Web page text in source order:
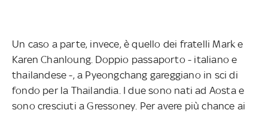
Un caso a parte, invece, è quello dei fratelli Mark e
Karen Chanloung. Doppio passaporto - italiano e
thailandese -, a Pyeongchang gareggiano in sci di
fondo per la Thailandia. I due sono nati ad Aosta e
sono cresciuti a Gressoney. Per avere più chance ai